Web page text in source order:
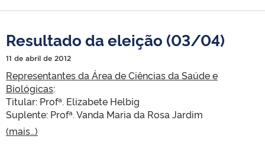
Resultado da eleição (03/04)
11 de abril de 2012
Representantes da Área de Ciências da Saúde e
Biológicas:
Titular: Profª. Elizabete Helbig
Suplente: Profª. Vanda Maria da Rosa Jardim
(mais…)